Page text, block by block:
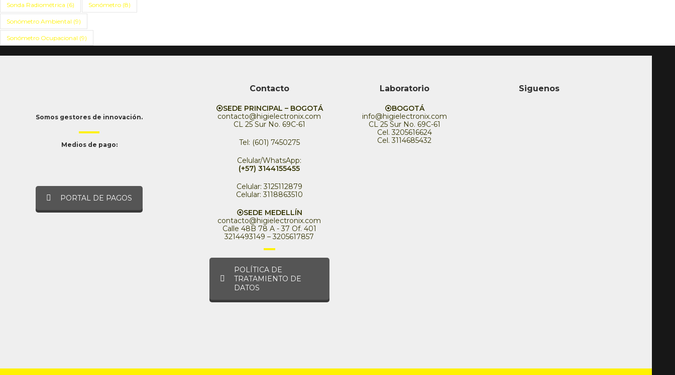
Sonda Radiométrica (6) Sonómetro (8)
Sonómetro Ambiental (9)
Sonómetro Ocupacional (9)
Somos gestores de innovación.
Medios de pago:
PORTAL DE PAGOS
Contacto
⦿SEDE PRINCIPAL – BOGOTÁ
contacto@higielectronix.com
CL 25 Sur No. 69C-61
Tel: (601) 7450275
Celular/WhatsApp:
(+57) 3144155455
Celular: 3125112879
Celular: 3118863510
⦿SEDE MEDELLÍN
contacto@higielectronix.com
Calle 48B 78 A - 37 Of. 401
3214493149 – 3205617857
POLÍTICA DE
TRATAMIENTO DE
DATOS
Laboratorio
⦿BOGOTÁ
info@higielectronix.com
CL 25 Sur No. 69C-61
Cel. 3205616624
Cel. 3114685432
Siguenos